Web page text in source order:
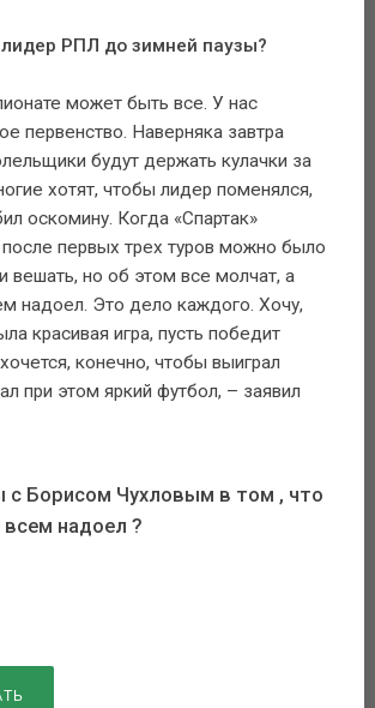
РПЛ до зимней паузы?
может быть все. У нас
первенство. Наверняка завтра
будут держать кулачки за
хотят, чтобы лидер поменялся,
оскомину. Когда «Спартак»
первых трех туров можно было
вешать, но об этом все молчат, а
надоел. Это дело каждого. Хочу,
красивая игра, пусть победит
конечно, чтобы выиграл
при этом яркий футбол, – заявил
с Борисом Чухловым в том , что
надоел ?